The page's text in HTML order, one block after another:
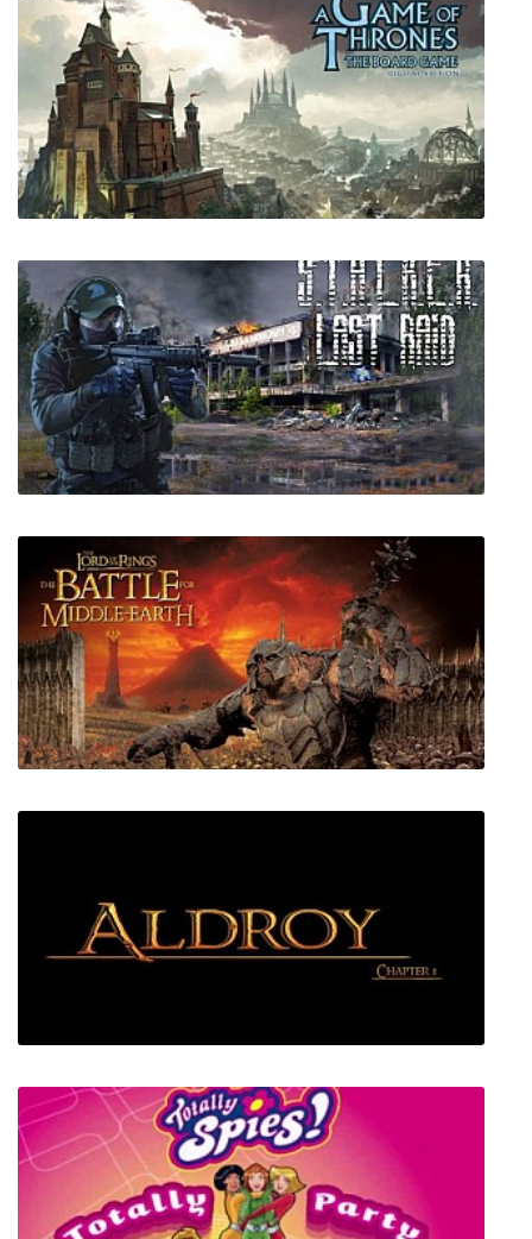
Rogue Tower
A Game of Thrones: The Board Game - Digital
Edition
Сталкер Чистое небо - Ермак: Последний
Рейд - R.E.D.U.X
The Lord of the Rings: The Battle for Middle-